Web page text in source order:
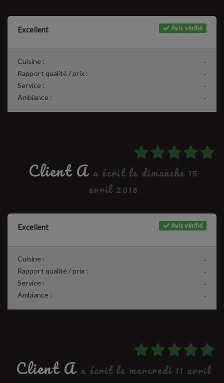
Avis vérifié
Excellent
-
Cuisine :
-
Rapport qualité / prix :
-
Service :
-
Ambiance :
Client A a écrit le dimanche 15
avril 2018
Avis vérifié
Excellent
-
Cuisine :
-
Rapport qualité / prix :
-
Service :
-
Ambiance :
Client A a écrit le mercredi 11 avril